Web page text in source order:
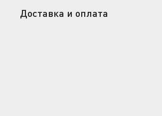
Доставка и оплата